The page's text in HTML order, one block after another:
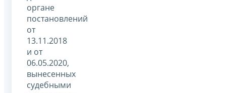
органе
постановлений
от
13.11.2018
и от
06.05.2020,
вынесенных
судебными